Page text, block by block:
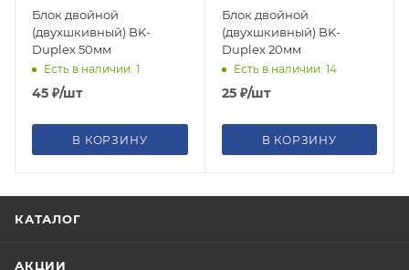
Блок двойной
(двухшкивный) BK-
Duplex 50мм
Есть в наличии: 1
45 ₽/шт
В КОРЗИНУ
Блок двойной
(двухшкивный) BK-
Duplex 20мм
Есть в наличии: 14
25₽/шт
В КОРЗИНУ
КАТАЛОГ
АКЦИИ